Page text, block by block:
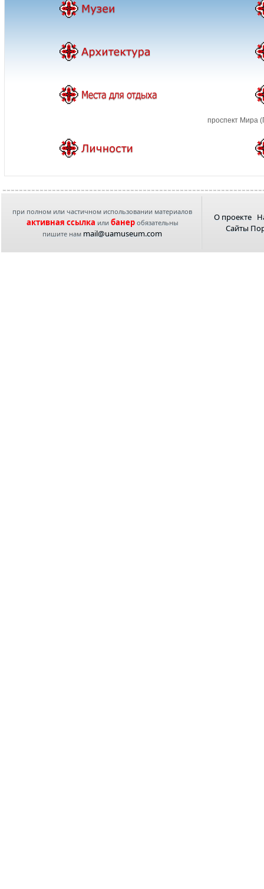
проспект Мира
при полном или частичном использовании материалов
активная ссылка или банеробязательны
пишите нам mail@uamuseum.com
О проекте
Сайты